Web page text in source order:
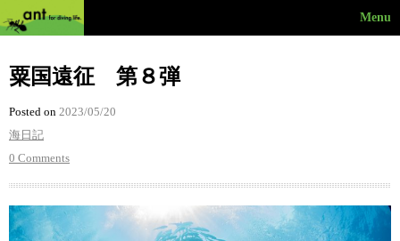
Menu
粟国遠征 第８弾
Posted on 2023/05/20
海日記
0 Comments